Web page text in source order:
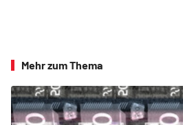
Mehr zum Thema